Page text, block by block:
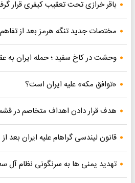
باقر خرازی تحت تعقیب کیفری قرار
مختصات جدید تنگه هرمز بعد از
وحشت در کاخ سفید ؛ حمله ایران به
«توافق مکه» علیه ایران است؟
هدف قرار دادن اهداف متخاصم در
قانون لیندسی گراهام علیه ایران
تهدید یمنی ها به سرنگونی نظام آل